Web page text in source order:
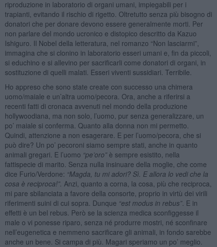
riproduzione in laboratorio di organi umani, impiegabili per i
trapianti, evitando il rischio di rigetto. Oltretutto senza più bisogno di
donatori che per donare devono essere generalmente morti. Per
non parlare del mondo ucronico e distopico descritto da Kazuo
Ishiguro. Il Nobel della letteratura, nel romanzo “Non lasciarmi”,
immagina che si clonino in laboratorio esseri umani e, fin da piccoli,
si educhino e si allevino per sacrificarli come donatori di organi, in
sostituzione di quelli malati. Esseri viventi sussidiari. Terribile.
Ho appreso che sono state create con successo una chimera
uomo/maiale e un’altra uomo/pecora. Ora, anche a riferirsi a
recenti fatti di cronaca avvenuti nel mondo della produzione
hollywoodiana, ma non solo, l’uomo, pur senza generalizzare, un
po’ maiale si conferma. Quanto alla donna non mi permetto.
Quindi, attenzione a non esagerare. E per l’uomo/pecora, che si
può dire? Un po’ pecoroni siamo sempre stati, anche in quanto
animali gregari. E l’uomo “pe’oro”è sempre esistito, nella
fattispecie di marito. Senza nulla insinuare della moglie, che come
dice Furio/Verdone: “Magda, tu mi adori? Sì. E allora lo vedi che la
cosa è reciproca!”. Anzi, quanto a corna, la cosa, più che reciproca,
mi pare sbilanciata a favore della consorte, proprio in virtù dei virili
riferimenti suini di cui sopra. Dunque “est modus in rebus”. E in
effetti è un bel rebus. Però se la scienza medica sconfiggesse il
male o vi ponesse riparo, senza né produrre mostri, né sconfinare
nell’eugenetica e nemmeno sacrificare gli animali, in fondo sarebbe
anche un bene. Si campa di più. Magari speriamo un po’ meglio.